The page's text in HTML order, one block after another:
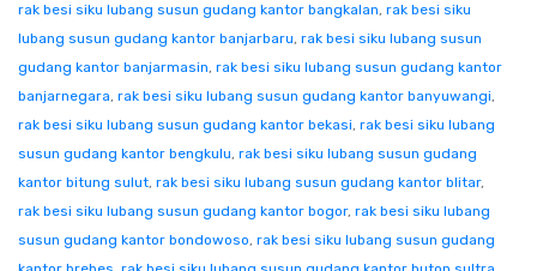
rak besi siku lubang susun gudang kantor bangkalan, rak besi siku
lubang susun gudang kantor banjarbaru, rak besi siku lubang susun
gudang kantor banjarmasin, rak besi siku lubang susun gudang kantor
banjarnegara, rak besi siku lubang susun gudang kantor banyuwangi,
rak besi siku lubang susun gudang kantor bekasi, rak besi siku lubang
susun gudang kantor bengkulu, rak besi siku lubang susun gudang
kantor bitung sulut, rak besi siku lubang susun gudang kantor blitar,
rak besi siku lubang susun gudang kantor bogor, rak besi siku lubang
susun gudang kantor bondowoso, rak besi siku lubang susun gudang